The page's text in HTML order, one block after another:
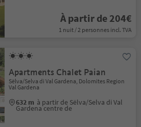
À partir de 204€
1 nuit / 2 personnes incl. TVA
Apartments Chalet Paian
Sëlva/Selva di Val Gardena, Dolomites Region
Val Gardena
632 m à partir de Sëlva/Selva di Val
Gardena centre de